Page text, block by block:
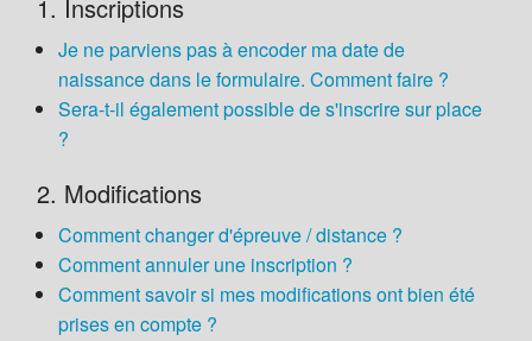
Inscription
Classements
Aide
1. Inscriptions
Je ne parviens pas à encoder ma date de
naissance dans le formulaire. Comment faire ?
Sera-t-il également possible de s'inscrire sur place
?
2. Modifications
Comment changer d'épreuve / distance ?
Comment annuler une inscription ?
Comment savoir si mes modifications ont bien été
prises en compte ?